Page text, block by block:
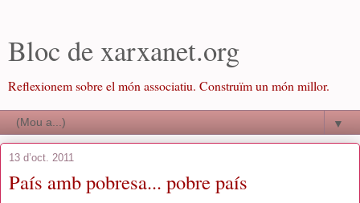
Bloc de xarxanet.org
Reflexionem sobre el món associatiu. Construïm un món millor.
▼
13 d’oct. 2011
País amb pobresa... pobre país